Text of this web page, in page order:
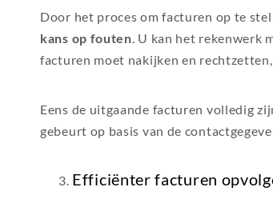
Door het proces om facturen op te
kans op fouten. U kan het rekenwerk
facturen moet nakijken en
Eens de uitgaande facturen volledig
gebeurt op basis van de
Efficiënter facturen